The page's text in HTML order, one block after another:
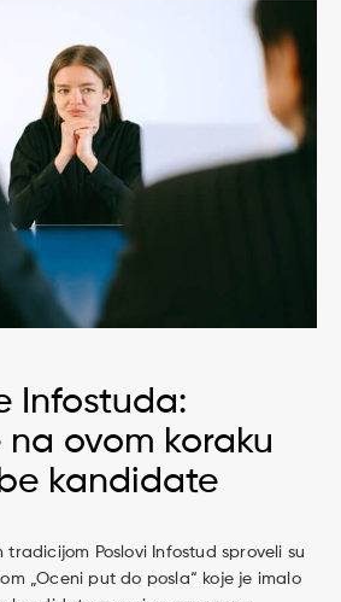
Infostuda:
na ovom koraku
kandidate
tradicijom Poslovi Infostud sproveli su
„Oceni put do posla“ koje je imalo